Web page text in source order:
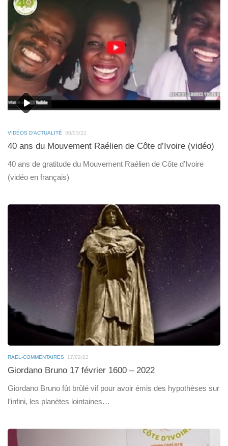
VIDÉOS D'ACTUALITÉ 30/03/22
40 ans du Mouvement Raélien de Côte d’Ivoire (vidéo)
40 ans de gratitude du Mouvement Raélien de Côte d’Ivoire
(vidéo en français)
RAËL-COMMENTAIRES 17/02/22
Giordano Bruno 17 février 1600 – 2022
Giordano Bruno fût brûlé vif pour avoir émis des hypothèses sur
l’infini, les planètes lointaines…